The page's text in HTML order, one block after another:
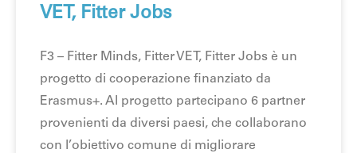
VET, Fitter Jobs
F3 – Fitter Minds, Fitter VET, Fitter Jobs è un
progetto di cooperazione finanziato da
Erasmus+. Al progetto partecipano 6 partner
provenienti da diversi paesi, che collaborano
con l’obiettivo comune di migliorare